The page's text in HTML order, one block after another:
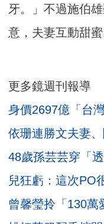
牙。」不過施伯
意，夫妻互動甜蜜
更多鏡週刊報導
身價2697億「台
依珊連勝文夫妻
48歲孫芸芸穿「
兒狂虧：這次PO
曾馨瑩拎「130